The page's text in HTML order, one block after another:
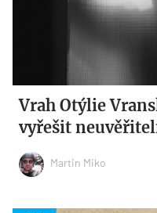
Vrah Otýlie
vyřešit
Martin Miko